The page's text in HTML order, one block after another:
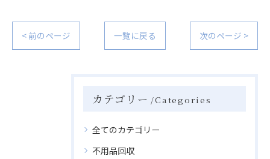
< 前のページ 一覧に戻る 次のページ >
カテゴリー Categories
全てのカテゴリー
不用品回収